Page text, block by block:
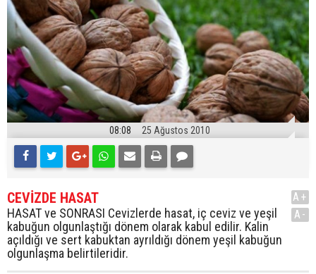
08:08 25 Ağustos 2010
CEVİZDE HASAT
HASAT ve SONRASI Cevizlerde hasat, iç ceviz ve yeşil
kabuğun olgunlaştığı dönem olarak kabul edilir. Kalin
açıldığı ve sert kabuktan ayrıldığı dönem yeşil kabuğun
olgunlaşma belirtileridir.
A+
A-